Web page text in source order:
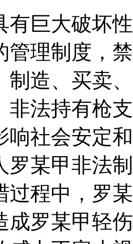
大破坏性
管理制度，
制造、买卖
非法持有枪
响社会安定
罗某甲非法
过程中，罗
成罗某甲轻